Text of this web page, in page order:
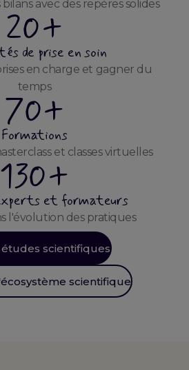
avec des repères solides
20+
de prise en soin
en charge et gagner du
temps
70+
Formations
et classes virtuelles
130+
et formateurs
l'évolution des pratiques
études scientifiques
scientifique